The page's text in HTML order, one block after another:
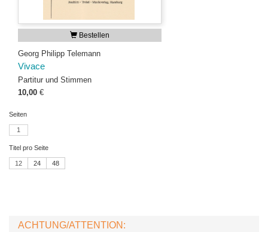
Bestellen
Georg Philipp Telemann
Vivace
Partitur und Stimmen
10,00 €
Seiten
1
Titel pro Seite
12 24 48
ACHTUNG/ATTENTION: